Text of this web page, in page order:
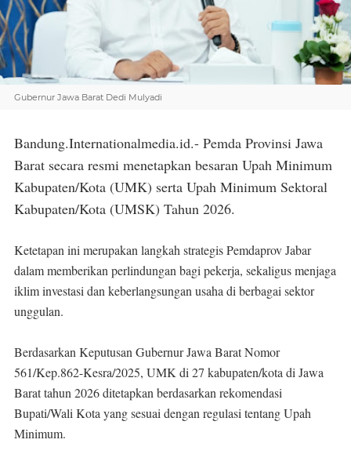
Gubernur Jawa Barat Dedi Mulyadi
Bandung.Internationalmedia.id.- Pemda Provinsi Jawa
Barat secara resmi menetapkan besaran Upah Minimum
Kabupaten/Kota (UMK) serta Upah Minimum Sektoral
Kabupaten/Kota (UMSK) Tahun 2026.
Ketetapan ini merupakan langkah strategis Pemdaprov Jabar
dalam memberikan perlindungan bagi pekerja, sekaligus menjaga
iklim investasi dan keberlangsungan usaha di berbagai sektor
unggulan.
Berdasarkan Keputusan Gubernur Jawa Barat Nomor
561/Kep.862-Kesra/2025, UMK di 27 kabupaten/kota di Jawa
Barat tahun 2026 ditetapkan berdasarkan rekomendasi
Bupati/Wali Kota yang sesuai dengan regulasi tentang Upah
Minimum.